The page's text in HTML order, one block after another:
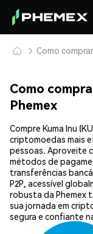
Como
Como
Phemex
Compre Kuma Inu
criptomoedas mais
pessoas. Aproveite
métodos de
transferências
P2P, acessível
robusta da Phemex
sua jornada em
segura e confiante